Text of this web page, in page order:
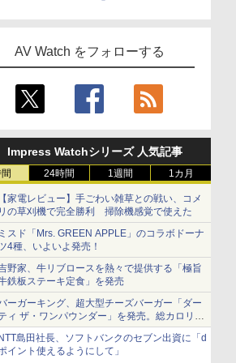
AV Watch をフォローする
Impress Watchシリーズ 人気記事
24時間 1週間 1カ月
家電レビュー】手ごわい雑草との戦い、コメ
の草刈機で完全勝利 掃除機感覚で使えた
スド「Mrs. GREEN APPLE」のコラボドーナ
4種、いよいよ発売！
野家、牛リブロースを熱々で提供する「極旨
鉄板ステーキ定食」を発売
ーガーキング、超大型チーズバーガー「ダー
ィ ザ・ワンパウンダー」を発売。総カロリー
1656kcal、総重量約527g！
島田社長、ソフトバンクのセブン出資に「d
イント使えるようにして」